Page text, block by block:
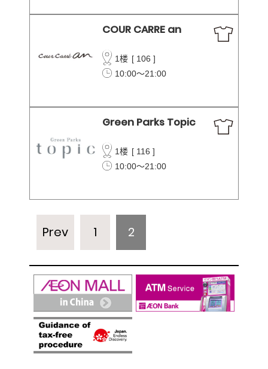
COUR CARRE an
1楼 [106 ]
10:00～21:00
Green Parks Topic
1楼 [116 ]
10:00～21:00
Prev 1 2